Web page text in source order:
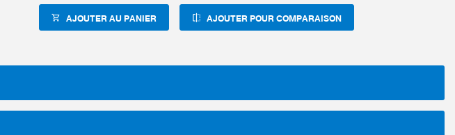
AJOUTER AU PANIER AJOUTER POUR COMPARAISON